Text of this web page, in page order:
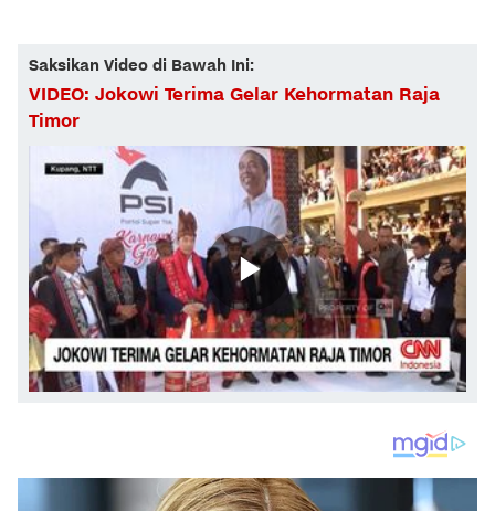
Saksikan Video di Bawah Ini:
VIDEO: Jokowi Terima Gelar Kehormatan Raja
Timor